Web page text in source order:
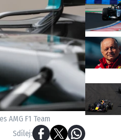
AMG F1 Team
Sdílej: